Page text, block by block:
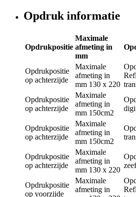
Opdruk informatie
Opdrukpositie
Maximale
afmeting in
mm
Opdrukpositie
op achterzijde
Maximale
afmeting in
mm 130 x 220
Opdrukpositie
op achterzijde
Maximale
afmeting in
mm 150cm2
Opdrukpositie
op achterzijde
Maximale
afmeting in
mm 150cm2
Opdrukpositie
op achterzijde
Maximale
afmeting in
mm 130 x 220
Opdrukpositie
op voorzijde
Maximale
afmeting in